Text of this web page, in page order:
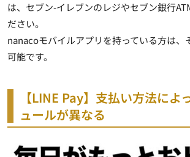
は、セブン-イレブンのレジやセブン銀行
ださい。
nanacoモバイルアプリを持っている方は、
可能です。
【LINE Pay】支払い方法によ
ュールが異なる